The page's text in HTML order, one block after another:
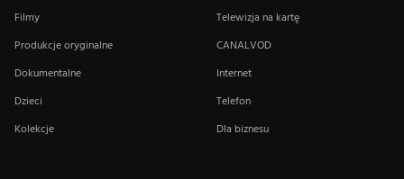
Filmy
Produkcje oryginalne
Dokumentalne
Dzieci
Kolekcje
Telewizja na kartę
CANALVOD
Internet
Telefon
Dla biznesu